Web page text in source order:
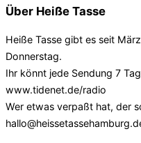
Über Heiße Tasse
Heiße Tasse gibt es seit
Donnerstag.
Ihr könnt jede Sendung 7
www.tidenet.de/radio
Wer etwas verpaßt hat, der